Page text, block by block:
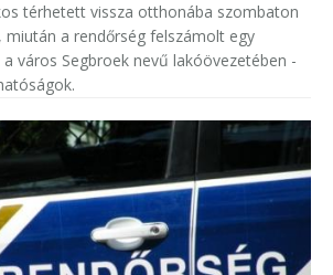
térhetett vissza otthonába szombaton
miután a rendőrség felszámolt egy
város Segbroek nevű lakóövezetében -